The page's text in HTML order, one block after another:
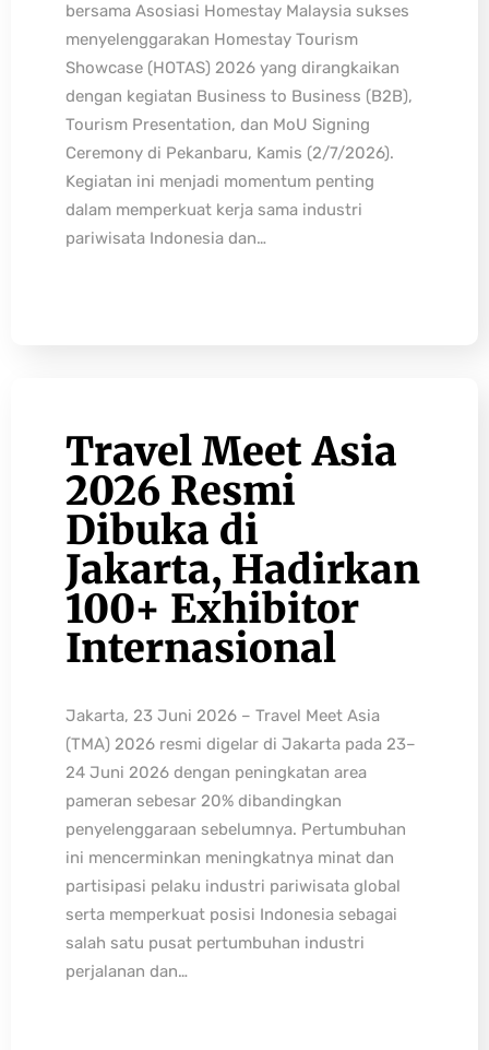
bersama Asosiasi Homestay Malaysia sukses
menyelenggarakan Homestay Tourism
Showcase (HOTAS) 2026 yang dirangkaikan
dengan kegiatan Business to Business (B2B),
Tourism Presentation, dan MoU Signing
Ceremony di Pekanbaru, Kamis (2/7/2026).
Kegiatan ini menjadi momentum penting
dalam memperkuat kerja sama industri
pariwisata Indonesia dan…
Travel Meet Asia
2026 Resmi
Dibuka di
Jakarta, Hadirkan
100+ Exhibitor
Internasional
Jakarta, 23 Juni 2026 – Travel Meet Asia
(TMA) 2026 resmi digelar di Jakarta pada 23–
24 Juni 2026 dengan peningkatan area
pameran sebesar 20% dibandingkan
penyelenggaraan sebelumnya. Pertumbuhan
ini mencerminkan meningkatnya minat dan
partisipasi pelaku industri pariwisata global
serta memperkuat posisi Indonesia sebagai
salah satu pusat pertumbuhan industri
perjalanan dan…